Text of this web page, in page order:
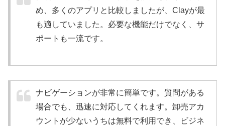
め、多くのアプリと比較しましたが、Clayが最
も適していました。必要な機能だけでなく、サ
ポートも一流です。
ナビゲーションが非常に簡単です。質問がある
場合でも、迅速に対応してくれます。卸売アカ
ウントが少ないうちは無料で利用でき、ビジネ